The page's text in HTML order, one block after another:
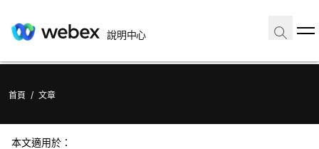
說明中心
首頁 / 文章
本文適用於：